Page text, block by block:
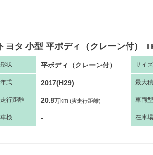
トヨタ 小型 平ボディ（クレーン付）
形状 平ボディ（クレーン付） サイズ
年式 2017(H29) 最大積
走行距離 20.8万km (実走行距離) 車両型
車検 - 在庫